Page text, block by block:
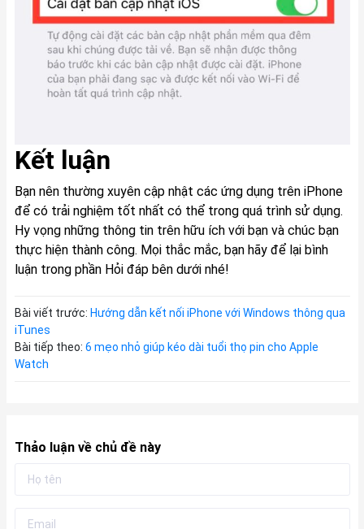
Kết luận
Bạn nên thường xuyên cập nhật các ứng dụng trên iPhone
để có trải nghiệm tốt nhất có thể trong quá trình sử dụng.
Hy vọng những thông tin trên hữu ích với bạn và chúc bạn
thực hiện thành công. Mọi thắc mắc, bạn hãy để lại bình
luận trong phần Hỏi đáp bên dưới nhé!
Bài viết trước: Hướng dẫn kết nối iPhone với Windows thông qua
iTunes
Bài tiếp theo: 6 mẹo nhỏ giúp kéo dài tuổi thọ pin cho Apple
Watch
Thảo luận về chủ đề này